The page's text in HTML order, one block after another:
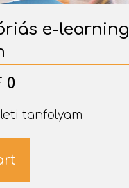
e-learning
0
tanfolyam